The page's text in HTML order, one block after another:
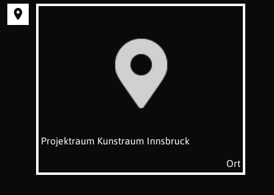
Projektraum Kunstraum Innsbruck
Ort